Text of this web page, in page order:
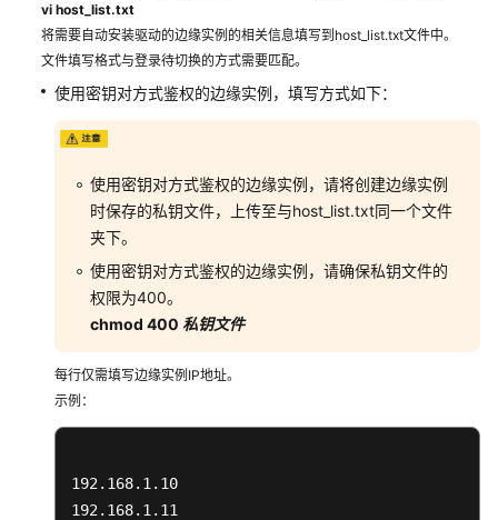
盘
控
数
据
配
额
调
整
密
码
vi host_list.txt
将需要自动安装驱动的边缘实例的相关信息填写到host_list.txt文件中。
文件填写格式与登录待切换的方式需要匹配。
使用密钥对方式鉴权的边缘实例，填写方式如下：
使用密钥对方式鉴权的边缘实例，请将创建边缘实例
时保存的私钥文件，上传至与host_list.txt同一个文件
夹下。
使用密钥对方式鉴权的边缘实例，请确保私钥文件的
权限为400。
chmod 400 私钥文件
每行仅需填写边缘实例IP地址。
示例：
192.168.1.10
192.168.1.11